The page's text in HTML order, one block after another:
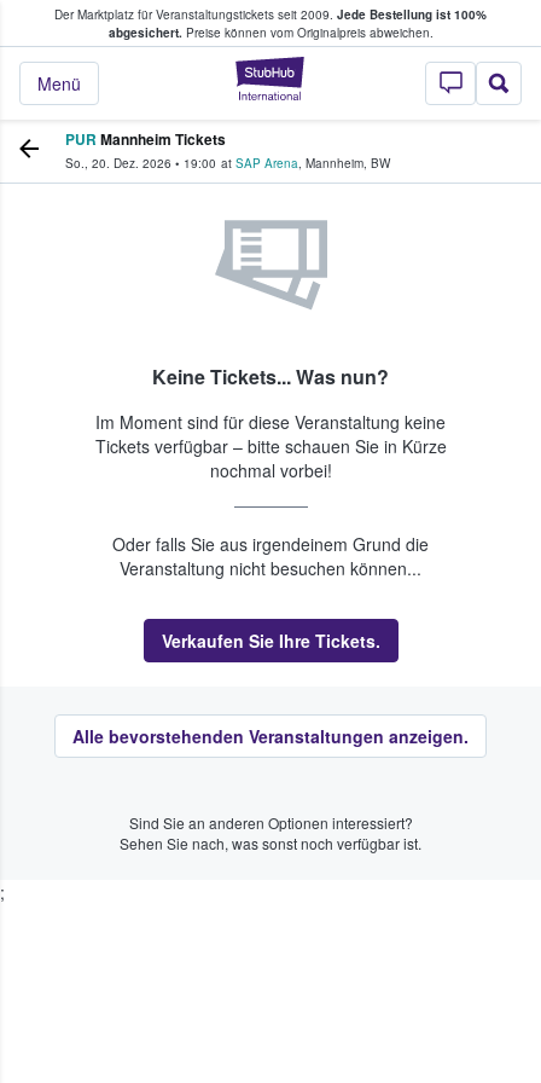
Der Marktplatz für Veranstaltungstickets seit 2009. Jede Bestellung ist 100%
abgesichert.Preise können vom Originalpreis abweichen.
StubHub - Wo
Menü
Tickets kaufen & verkaufen
PUR Mannheim Tickets
So., 20. Dez. 2026 • 19:00 at SAP Arena, Mannheim, BW
Keine Tickets... Was nun?
Im Moment sind für diese Veranstaltung keine
Tickets verfügbar – bitte schauen Sie in Kürze
nochmal vorbei!
Oder falls Sie aus irgendeinem Grund die
Veranstaltung nicht besuchen können...
Verkaufen Sie Ihre Tickets.
Alle bevorstehenden Veranstaltungen anzeigen.
Sind Sie an anderen Optionen interessiert?
Sehen Sie nach, was sonst noch verfügbar ist.
;